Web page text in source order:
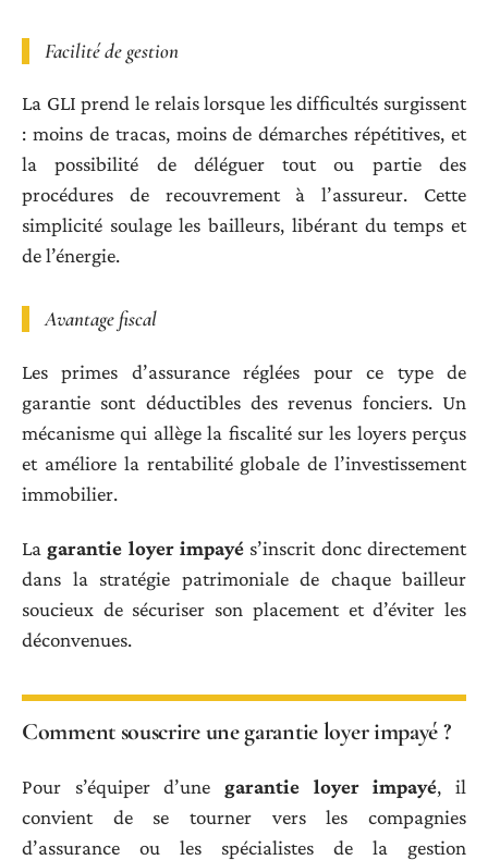
Facilité de gestion
La GLI prend le relais lorsque les difficultés surgissent
: moins de tracas, moins de démarches répétitives, et
la possibilité de déléguer tout ou partie des
procédures de recouvrement à l’assureur. Cette
simplicité soulage les bailleurs, libérant du temps et
de l’énergie.
Avantage fiscal
Les primes d’assurance réglées pour ce type de
garantie sont déductibles des revenus fonciers. Un
mécanisme qui allège la fiscalité sur les loyers perçus
et améliore la rentabilité globale de l’investissement
immobilier.
Lagarantie loyer impayé s’inscrit donc directement
dans la stratégie patrimoniale de chaque bailleur
soucieux de sécuriser son placement et d’éviter les
déconvenues.
Comment souscrire une garantie loyer impayé ?
Pour s’équiper d’une garantie loyer impayé, il
convient de se tourner vers les compagnies
d’assurance ou les spécialistes de la gestion